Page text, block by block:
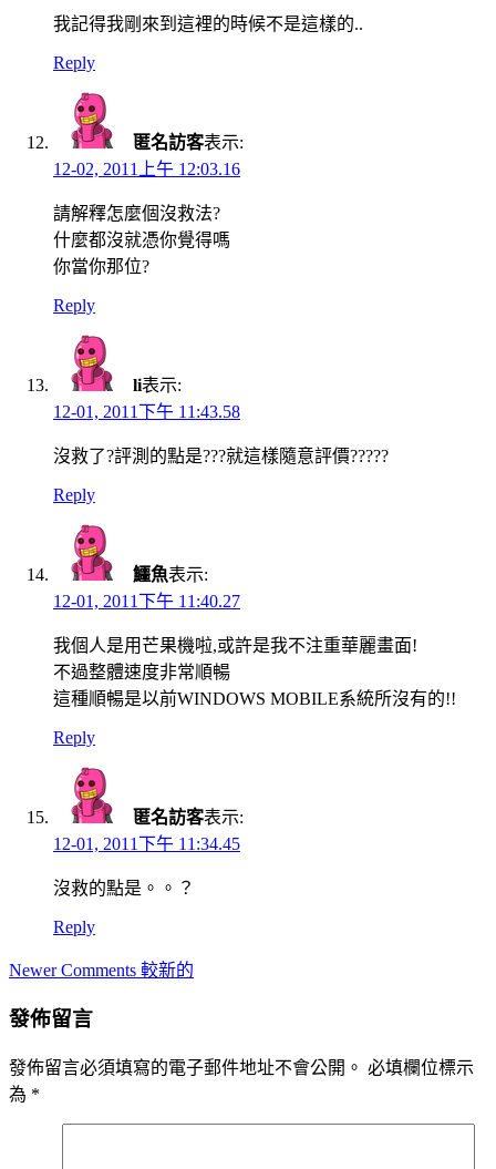
我記得我剛來到這裡的時候不是這樣的..
Reply
匿名訪客表示:
12-02, 2011上午 12:03.16
請解釋怎麼個沒救法?
什麼都沒就憑你覺得嗎
你當你那位?
Reply
li表示:
12-01, 2011下午 11:43.58
沒救了?評測的點是???就這樣隨意評價?????
Reply
鱷魚表示:
12-01, 2011下午 11:40.27
我個人是用芒果機啦,或許是我不注重華麗畫面!
不過整體速度非常順暢
這種順暢是以前WINDOWS MOBILE系統所沒有的!!
Reply
匿名訪客表示:
12-01, 2011下午 11:34.45
沒救的點是。。？
Reply
Comment
Newer Comments 較新的
發佈留言
發佈留言必須填寫的電子郵件地址不會公開。 必填欄位標示
為 *